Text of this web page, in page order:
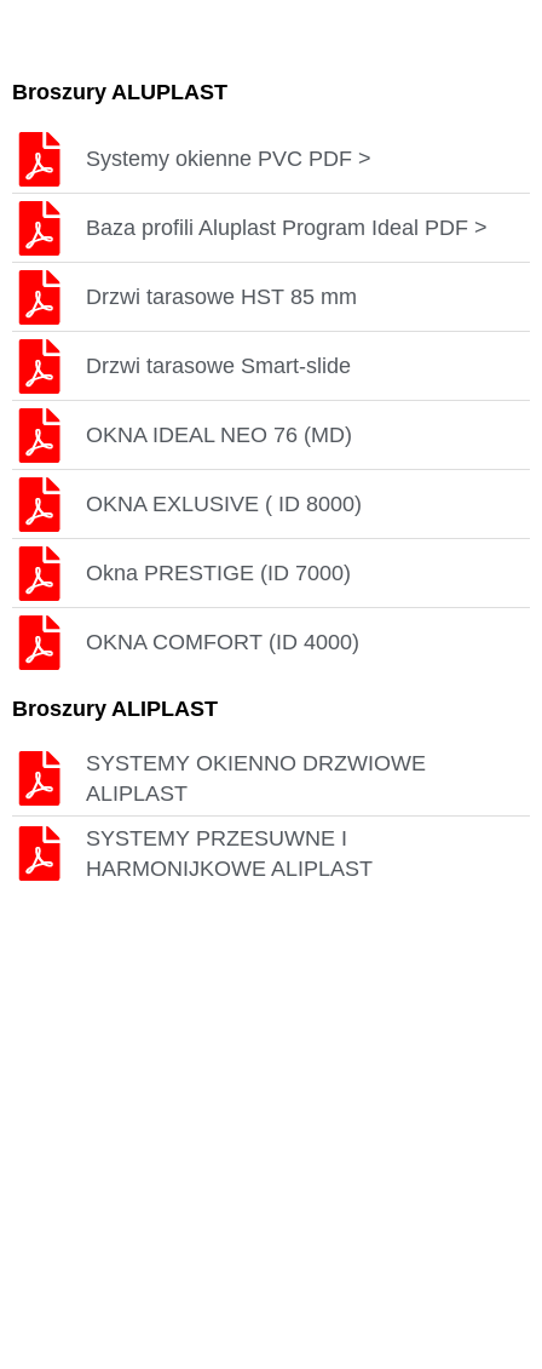
Broszury ALUPLAST
Systemy okienne PVC PDF >
Baza profili Aluplast Program Ideal PDF >
Drzwi tarasowe HST 85 mm
Drzwi tarasowe Smart-slide
OKNA IDEAL NEO 76 (MD)
OKNA EXLUSIVE ( ID 8000)
Okna PRESTIGE (ID 7000)
OKNA COMFORT (ID 4000)
Broszury ALIPLAST
SYSTEMY OKIENNO DRZWIOWE
ALIPLAST
SYSTEMY PRZESUWNE I
HARMONIJKOWE ALIPLAST